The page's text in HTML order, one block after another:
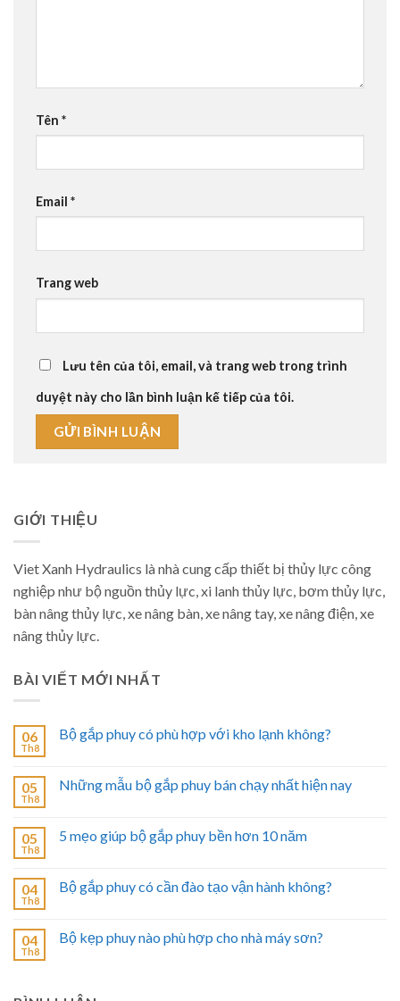
Tên *
Email *
Trang web
Lưu tên của tôi, email, và trang web trong trình
duyệt này cho lần bình luận kế tiếp của tôi.
GIỚI THIỆU
Viet Xanh Hydraulics là nhà cung cấp thiết bị thủy lực công
nghiệp như bộ nguồn thủy lực, xi lanh thủy lực, bơm thủy lực,
bàn nâng thủy lực, xe nâng bàn, xe nâng tay, xe nâng điện, xe
nâng thủy lực.
BÀI VIẾT MỚI NHẤT
06
Th8
Bộ gắp phuy có phù hợp với kho lạnh không?
05
Th8
Những mẫu bộ gắp phuy bán chạy nhất hiện nay
05
Th8
5 mẹo giúp bộ gắp phuy bền hơn 10 năm
04
Th8
Bộ gắp phuy có cần đào tạo vận hành không?
04
Th8
Bộ kẹp phuy nào phù hợp cho nhà máy sơn?